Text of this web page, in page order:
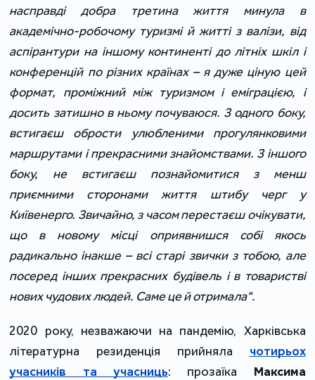
насправді добра третина життя минула в
академічно-робочому туризмі й житті з валізи, від
аспірантури на іншому континенті до літніх шкіл і
конференцій по різних країнах – я дуже ціную цей
формат, проміжний між туризмом і еміграцією, і
досить затишно в ньому почуваюся. З одного боку,
встигаєш обрости улюбленими прогулянковими
маршрутами і прекрасними знайомствами. З іншого
боку, не встигаєш познайомитися з менш
приємними сторонами життя штибу черг у
Київенерго. Звичайно, з часом перестаєш очікувати,
що в новому місці оприявнишся собі якось
радикально інакше – всі старі звички з тобою, але
посеред інших прекрасних будівель і в товаристві
нових чудових людей. Саме це й отримала".
2020 року, незважаючи на пандемію, Харківська
літературна резиденція прийняла чотирьох
учасників та учасниць: прозаїка Максима